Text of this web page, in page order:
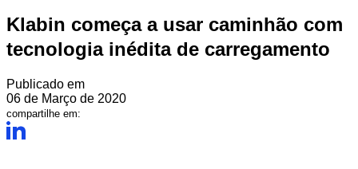
Klabin começa a usar caminhão com
tecnologia inédita de carregamento
Publicado em
06 de Março de 2020
compartilhe em: